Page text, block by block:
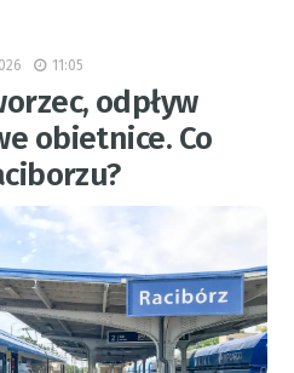
11:05
odpływ
obietnice. Co